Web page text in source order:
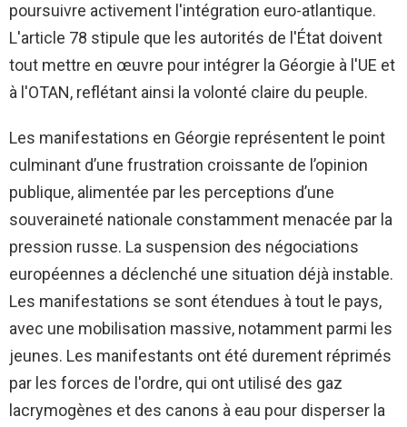
poursuivre activement l'intégration euro-atlantique.
L'article 78 stipule que les autorités de l'État doivent
tout mettre en œuvre pour intégrer la Géorgie à l'UE et
à l'OTAN, reflétant ainsi la volonté claire du peuple.
Les manifestations en Géorgie représentent le point
culminant d’une frustration croissante de l’opinion
publique, alimentée par les perceptions d’une
souveraineté nationale constamment menacée par la
pression russe. La suspension des négociations
européennes a déclenché une situation déjà instable.
Les manifestations se sont étendues à tout le pays,
avec une mobilisation massive, notamment parmi les
jeunes. Les manifestants ont été durement réprimés
par les forces de l'ordre, qui ont utilisé des gaz
lacrymogènes et des canons à eau pour disperser la